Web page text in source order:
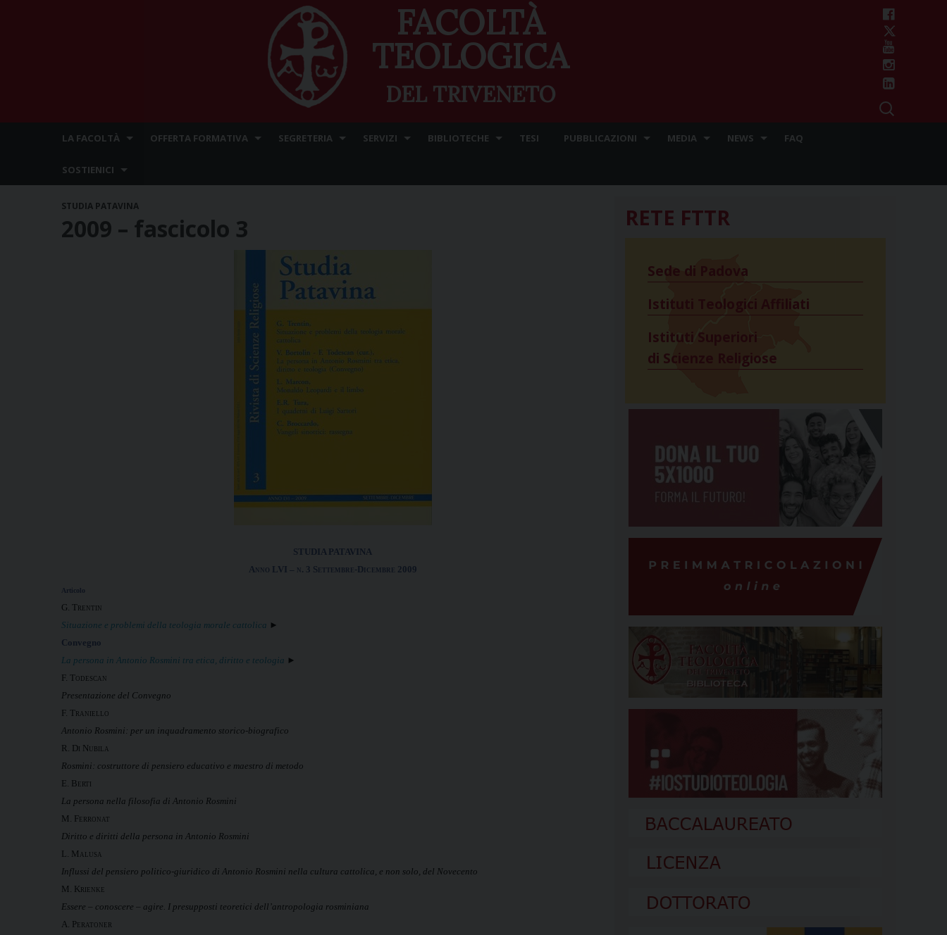
FACOLTÀ
TEOLOGICA
DEL TRIVENETO
LA FACOLTÀ OFFERTA FORMATIVA SEGRETERIA SERVIZI BIBLIOTECHE TESI PUBBLICAZIONI MEDIA NEWS FAQ
SOSTIENICI
STUDIA PATAVINA
2009 – fascicolo 3
STUDIA PATAVINA
Anno LVI – n. 3 Settem br e-Dicem br e 2009
Articolo
G. Trentin
Situazione e problemi della teologia morale cattolica ►
Convegno
La persona in Antonio Rosmini tra etica, diritto e teologia ►
F. Todescan
Presentazione del Convegno
F. Traniello
Antonio Rosmini: per un inquadramento storico-biografico
R. Di Nubila
Rosmini: costruttore di pensiero educativo e maestro di metodo
E. Berti
La persona nella filosofia di Antonio Rosmini
M. Ferronat
Diritto e diritti della persona in Antonio Rosmini
L. Malusa
Influssi del pensiero politico-giuridico di Antonio Rosmini nella cultura cattolica, e non solo, del Novecento
M. Krienke
Essere – conoscere – agire. I presupposti teoretici dell’antropologia rosminiana
A. Peratoner
RETE FTTR
Sede di Padova
Istituti Teologici Affiliati
Istituti Superiori
di Scienze Religiose